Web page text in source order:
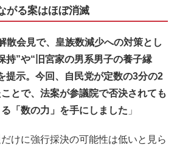
がる案はほぼ消滅
散会見で、皇族数減少への対策とし
持”や“旧宮家の男系男子の養子縁
提示。今回、自民党が定数の3分の2
とで、法案が参議院で否決されても
「数の力」を手にしました 」
けに強行採決の可能性は低いと見ら